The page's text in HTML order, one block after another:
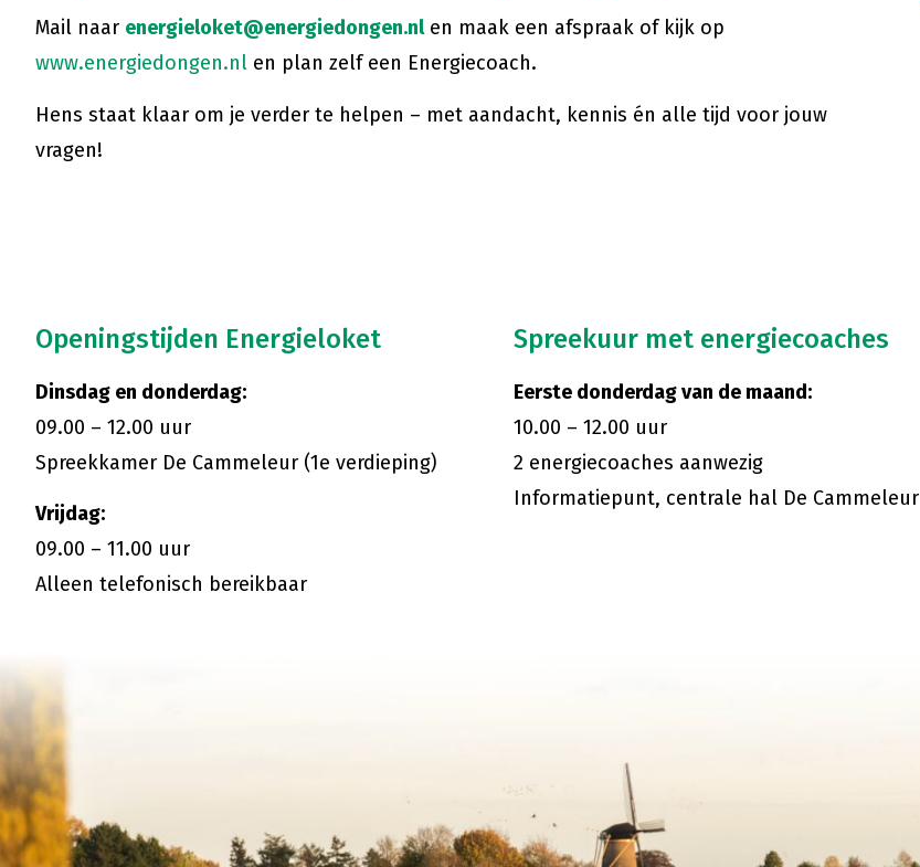
Mail naar energieloket@energiedongen.nlen maak een afspraak of kijk op
www.energiedongen.nl en plan zelf een Energiecoach.
Hens staat klaar om je verder te helpen – met aandacht, kennis én alle tijd voor jouw
vragen!
Openingstijden Energieloket
Dinsdag en donderdag:
09.00 – 12.00 uur
Spreekkamer De Cammeleur (1e verdieping)
Vrijdag:
09.00 – 11.00 uur
Alleen telefonisch bereikbaar
Spreekuur met energiecoaches
Eerste donderdag van de maand:
10.00 – 12.00 uur
2 energiecoaches aanwezig
Informatiepunt, centrale hal De Cammeleur